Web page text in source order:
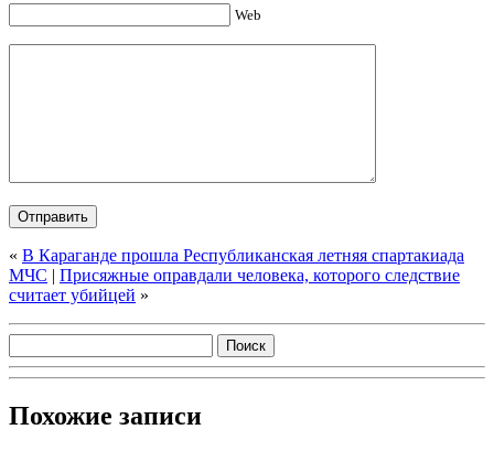
Web
« В Караганде прошла Республиканская летняя спартакиада
МЧС | Присяжные оправдали человека, которого следствие
считает убийцей »
Похожие записи